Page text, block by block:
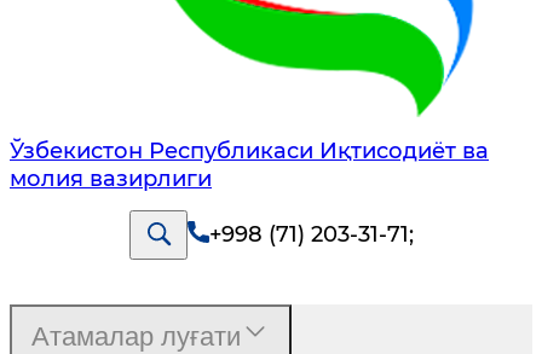
Ўзбекистон Республикаси Иқтисодиёт ва
молия вазирлиги
+998 (71) 203-31-71;
Атамалар луғати